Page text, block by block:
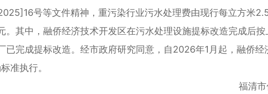
号等文件精神，重污染行业污水处理费由现行每立方米
其中，融侨经济技术开发区在污水处理设施提标改造完成后按
完成提标改造。经市政府研究同意，自2026年1月起，融侨经
准执行。
福清